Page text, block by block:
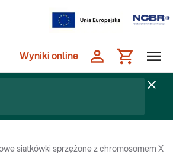
Wyniki online
siatkówki sprzężone z chromosomem X